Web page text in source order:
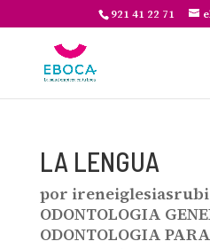
921 41 22 71
LA LENGUA
por
ODONTOLOGIA
ODONTOLOGIA